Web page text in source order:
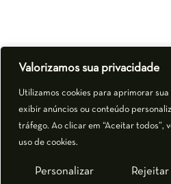
Valorizamos sua privacidade
Utilizamos cookies para aprimorar
exibir anúncios ou conteúdo
tráfego. Ao clicar em “Aceitar todos”,
uso de cookies.
Personalizar Rejeitar